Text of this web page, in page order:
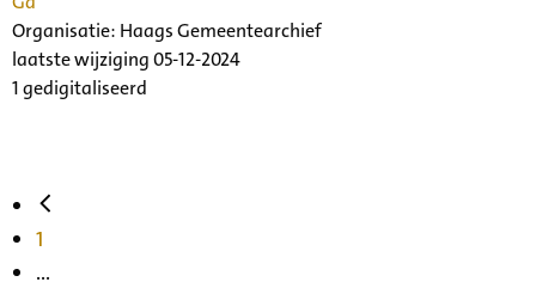
Organisatie: Haags Gemeentearchief
laatste wijziging 05-12-2024
1 gedigitaliseerd
1
...